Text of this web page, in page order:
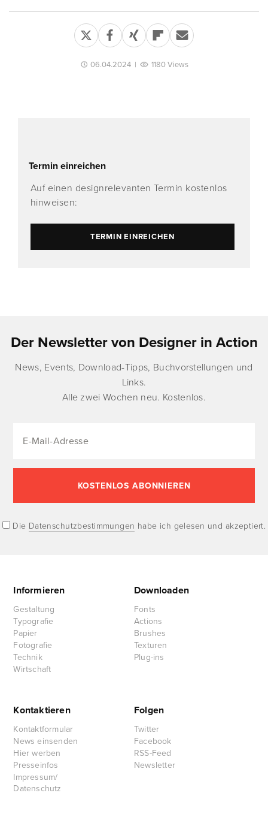
06.04.2024| 1180 Views
Termin einreichen
Auf einen designrelevanten Termin kostenlos
hinweisen:
TERMIN EINREICHEN
Der Newsletter von Designer in Action
News, Events, Download-Tipps, Buchvorstellungen und
Links.
Alle zwei Wochen neu. Kostenlos.
Die Datenschutzbestimmungen habe ich gelesen und akzeptiert.
Informieren
Gestaltung
Typografie
Papier
Fotografie
Technik
Wirtschaft
Downloaden
Fonts
Actions
Brushes
Texturen
Plug-ins
Kontaktieren
Kontaktformular
News einsenden
Hier werben
Presseinfos
Impressum/
Datenschutz
Folgen
Twitter
Facebook
RSS-Feed
Newsletter